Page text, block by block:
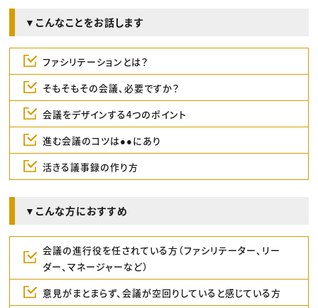
▼こんなことをお話します
ファシリテーションとは？
そもそもその会議、必要ですか？
会議をデザインする4つのポイント
進む会議のコツは●●にあり
活きる議事録の作り方
▼こんな方におすすめ
会議の進行役を任されている方（ファシリテーター、リー
ダー、マネージャーなど）
意見がまとまらず、会議が空回りしていると感じている方